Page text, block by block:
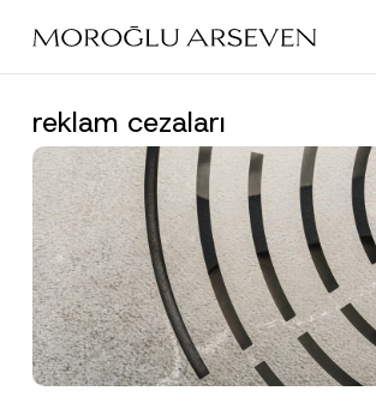
main
reklam cezaları